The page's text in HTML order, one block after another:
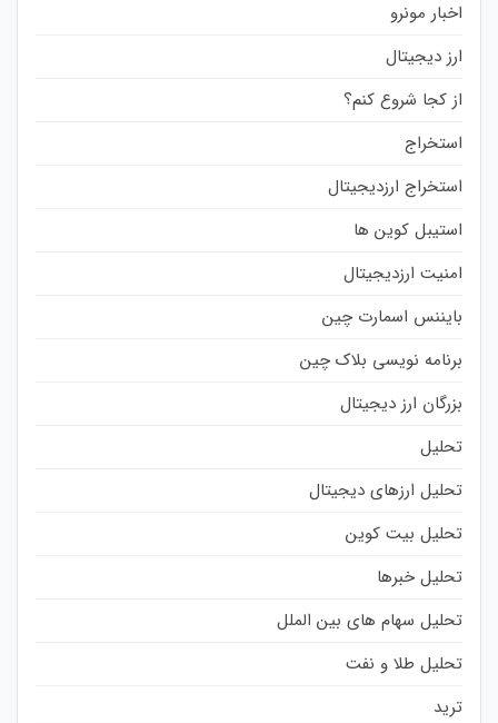
اخبار مونرو
ارز دیجیتال
از کجا شروع کنم؟
استخراج
استخراج ارزدیجیتال
استیبل کوین ها
امنیت ارزدیجیتال
بایننس اسمارت چین
برنامه نویسی بلاک چین
بزرگان ارز دیجیتال
تحلیل
تحلیل ارزهای دیجیتال
تحلیل بیت کوین
تحلیل خبرها
تحلیل سهام های بین الملل
تحلیل طلا و نفت
ترید